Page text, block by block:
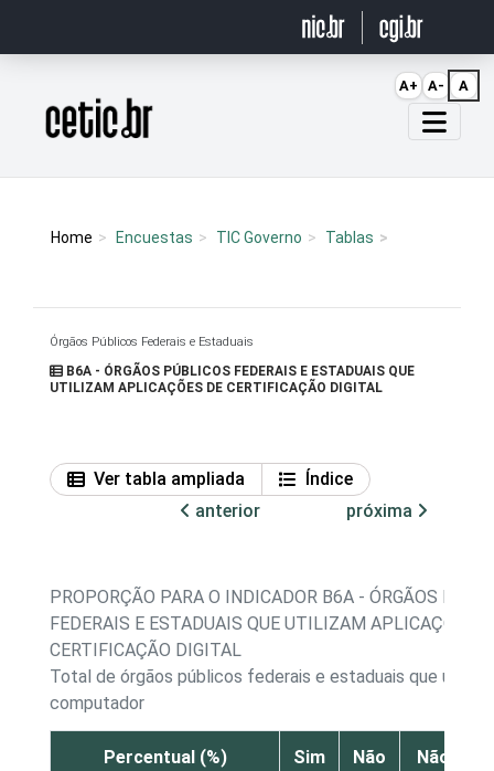
Página inicial
Home Encuestas TIC Governo Tablas
Órgãos Públicos Federais e Estaduais
B6A - ÓRGÃOS PÚBLICOS FEDERAIS E ESTADUAIS QUE
UTILIZAM APLICAÇÕES DE CERTIFICAÇÃO DIGITAL
Ver tabla ampliada
Índice
anterior
próxima
PROPORÇÃO PARA O INDICADOR B6A - ÓRGÃOS
FEDERAIS E ESTADUAIS QUE UTILIZAM APLICAÇÕES
CERTIFICAÇÃO DIGITAL
Total de órgãos públicos federais e estaduais que
computador
Percentual (%) Sim Não
Não
A+ A- A